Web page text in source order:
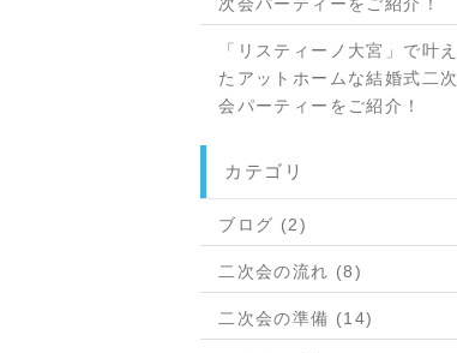
「リスティーノ大宮」で叶え
たアットホームな結婚式二次
会パーティーをご紹介！
カテゴリ
ブログ (2)
二次会の流れ (8)
二次会の準備 (14)